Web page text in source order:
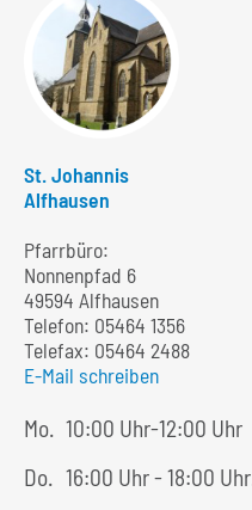
St. Johannis
Alfhausen
Pfarrbüro:
Nonnenpfad 6
49594 Alfhausen
Telefon: 05464 1356
Telefax: 05464 2488
E-Mail schreiben
Mo.
10:00 Uhr-12:00 Uhr
Do.
16:00 Uhr - 18:00 Uhr.